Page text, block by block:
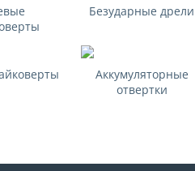
Безударные дрели
Аккумуляторные
отвертки